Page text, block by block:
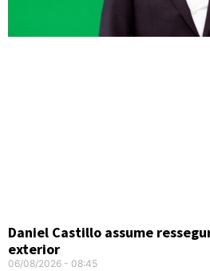
Daniel Castillo assume
exterior
06/08/2026 08:45